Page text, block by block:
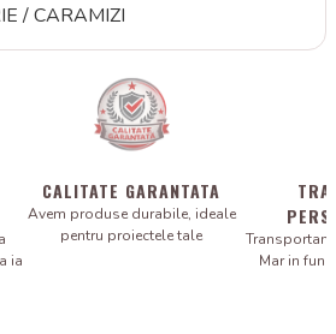
/ CARAMIZI
ia
CALITATE GARANTATA
Avem produse durabile, ideale
pentru proiectele tale
Mar in